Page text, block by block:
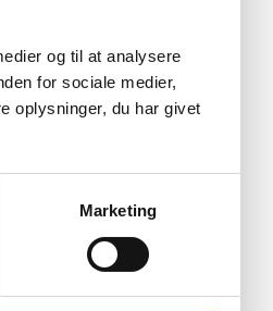
og til at analysere
for sociale medier,
oplysninger, du har givet
Marketing
os en besked